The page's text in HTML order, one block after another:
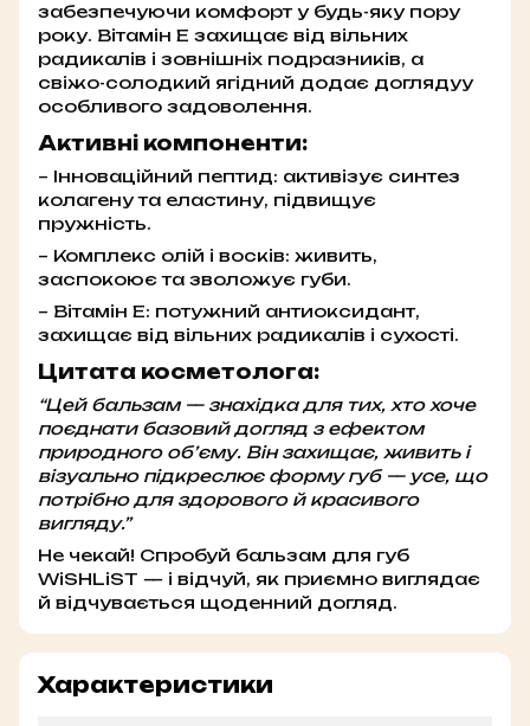
забезпечуючи комфорт у будь-яку пору
року. Вітамін Е захищає від вільних
радикалів і зовнішніх подразників, а
свіжо-солодкий ягідний додає доглядуу
особливого задоволення.
Активні компоненти:
– Інноваційний пептид: активізує синтез
колагену та еластину, підвищує
пружність.
– Комплекс олій і восків: живить,
заспокоює та зволожує губи.
– Вітамін Е: потужний антиоксидант,
захищає від вільних радикалів і сухості.
Цитата косметолога:
“Цей бальзам — знахідка для тих, хто хоче
поєднати базовий догляд з ефектом
природного об’єму. Він захищає, живить і
візуально підкреслює форму губ — усе, що
потрібно для здорового й красивого
вигляду.”
Не чекай! Спробуй бальзам для губ
WiSHLiST — і відчуй, як приємно виглядає
й відчувається щоденний догляд.
Характеристики